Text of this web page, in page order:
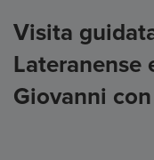
Visita
Lateranense
Giovanni